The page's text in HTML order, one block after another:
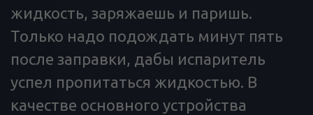
жидкость, заряжаешь и паришь.
Только надо подождать минут пять
после заправки, дабы испаритель
успел пропитаться жидкостью. В
качестве основного устройства